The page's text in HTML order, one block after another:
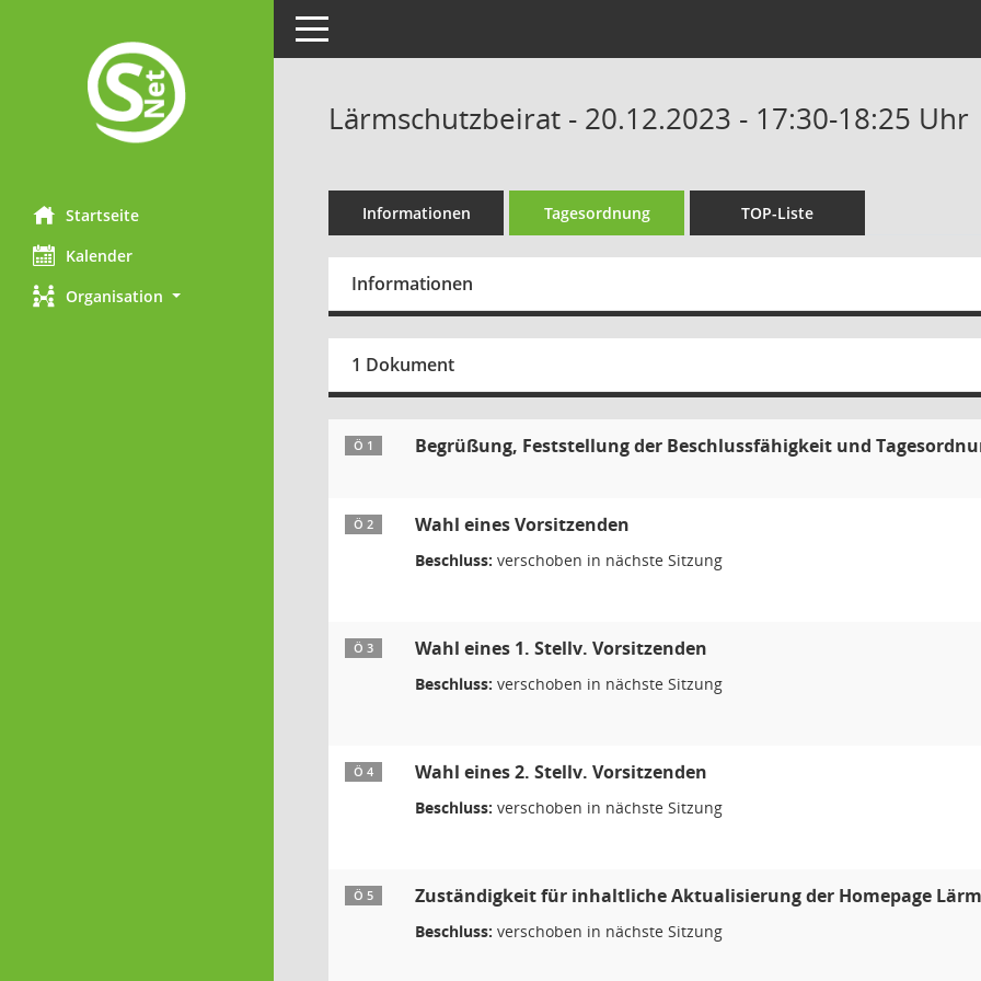
Startseite
Kalender
Organisation
Toggle navigation
Lärmschutzbeirat - 20.12.2023 - 17:30-18:25 Uhr
Informationen Tagesordnung TOP-Liste
Informationen
1 Dokument
Ö 1 Begrüßung, Feststellung der Beschlussfähigkeit und
Ö 2 Wahl eines Vorsitzenden
Beschluss: verschoben in nächste Sitzung
Ö 3 Wahl eines 1. Stellv. Vorsitzenden
Beschluss: verschoben in nächste Sitzung
Ö 4 Wahl eines 2. Stellv. Vorsitzenden
Beschluss: verschoben in nächste Sitzung
Ö 5 Zuständigkeit für inhaltliche Aktualisierung der Homepage
Beschluss: verschoben in nächste Sitzung